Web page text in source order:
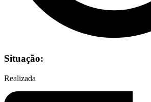
Situação:
Realizada